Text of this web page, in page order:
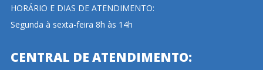
HORÁRIO E DIAS DE ATENDIMENTO:
Segunda à sexta-feira 8h às 14h
CENTRAL DE ATENDIMENTO: